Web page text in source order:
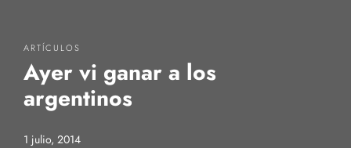
ARTÍCULOS
Ayer vi ganar a los
argentinos
1 julio, 2014